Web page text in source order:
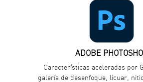
ADOBE
Características aceleradas por
galería de desenfoque, licuar,